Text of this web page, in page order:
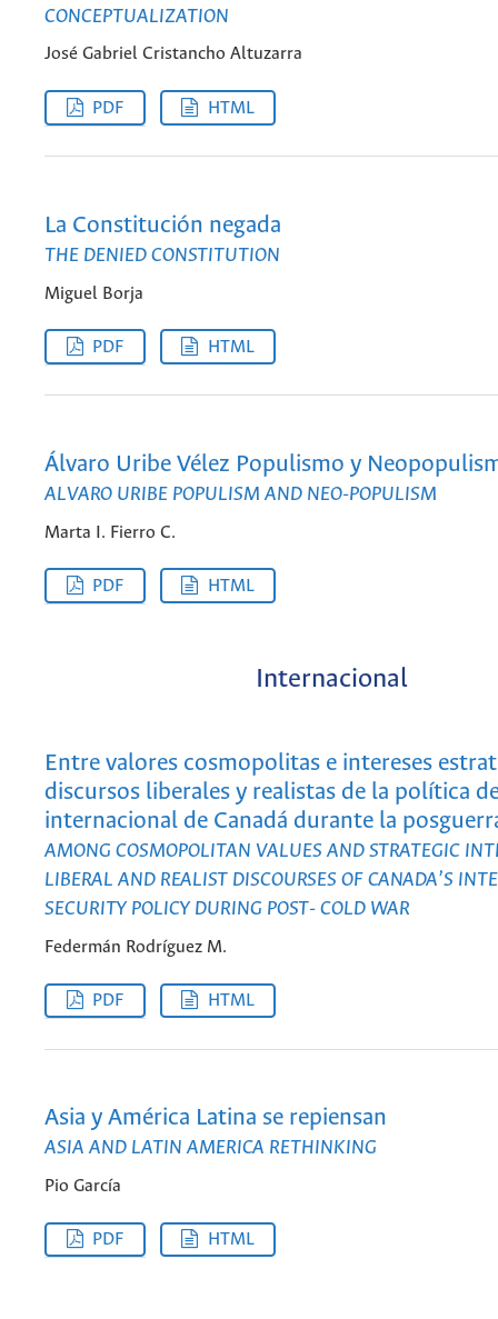
CONCEPTUALIZATION
José Gabriel Cristancho Altuzarra
PDF HTML
La Constitución negada
THE DENIED CONSTITUTION
Miguel Borja
PDF HTML
Álvaro Uribe Vélez Populismo y
ALVARO URIBE POPULISM AND NEO-POPULISM
Marta I. Fierro C.
PDF HTML
Internacional
Entre valores cosmopolitas e intereses
discursos liberales y realistas de la política
internacional de Canadá durante la
AMONG COSMOPOLITAN VALUES AND STRATEGIC
LIBERAL AND REALIST DISCOURSES OF CANADA’S
SECURITY POLICY DURING POST- COLD WAR
Federmán Rodríguez M.
PDF HTML
Asia y América Latina se repiensan
ASIA AND LATIN AMERICA RETHINKING
Pio García
PDF HTML